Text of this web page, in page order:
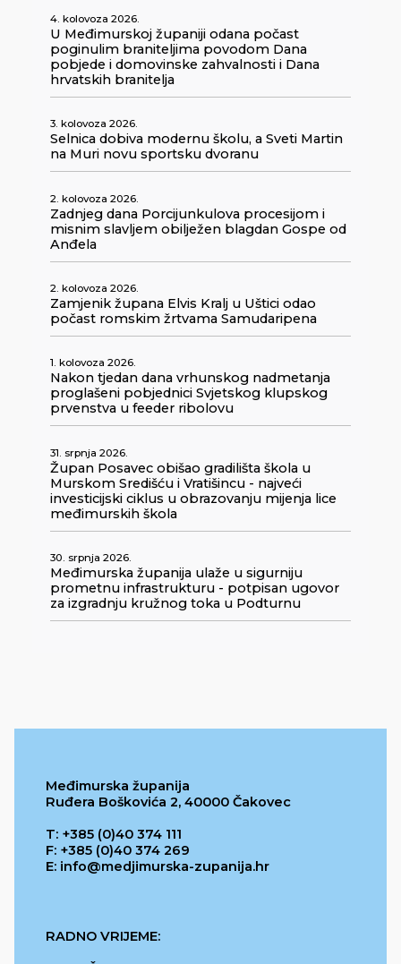
4. kolovoza 2026.
U Međimurskoj županiji odana počast
poginulim braniteljima povodom Dana
pobjede i domovinske zahvalnosti i Dana
hrvatskih branitelja
3. kolovoza 2026.
Selnica dobiva modernu školu, a Sveti Martin
na Muri novu sportsku dvoranu
2. kolovoza 2026.
Zadnjeg dana Porcijunkulova procesijom i
misnim slavljem obilježen blagdan Gospe od
Anđela
2. kolovoza 2026.
Zamjenik župana Elvis Kralj u Uštici odao
počast romskim žrtvama Samudaripena
1. kolovoza 2026.
Nakon tjedan dana vrhunskog nadmetanja
proglašeni pobjednici Svjetskog klupskog
prvenstva u feeder ribolovu
31. srpnja 2026.
Župan Posavec obišao gradilišta škola u
Murskom Središću i Vratišincu - najveći
investicijski ciklus u obrazovanju mijenja lice
međimurskih škola
30. srpnja 2026.
Međimurska županija ulaže u sigurniju
prometnu infrastrukturu - potpisan ugovor
za izgradnju kružnog toka u Podturnu
Međimurska županija
Ruđera Boškovića 2, 40000 Čakovec
T: +385 (0)40 374 111
F: +385 (0)40 374 269
E: info@medjimurska-zupanija.hr
RADNO VRIJEME: